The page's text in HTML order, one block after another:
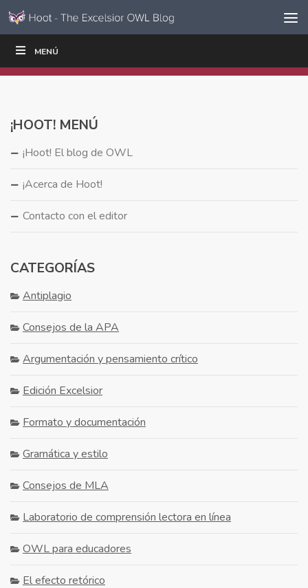
Ir al contenido
navegación
MENÚ
ESCRIBIR
¡HOOT! MENÚ
¡Hoot! El blog de OWL
¡Acerca de Hoot!
Contacto con el editor
CATEGORÍAS
Antiplagio
Consejos de la APA
Argumentación y pensamiento crítico
Edición Excelsior
Formato y documentación
Gramática y estilo
Consejos de MLA
Laboratorio de comprensión lectora en línea
OWL para educadores
El efecto retórico